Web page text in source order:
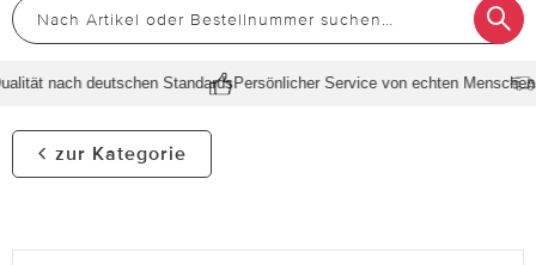
nach deutschen StandardsPersönlicher Service von echten Menschen
zur Kategorie